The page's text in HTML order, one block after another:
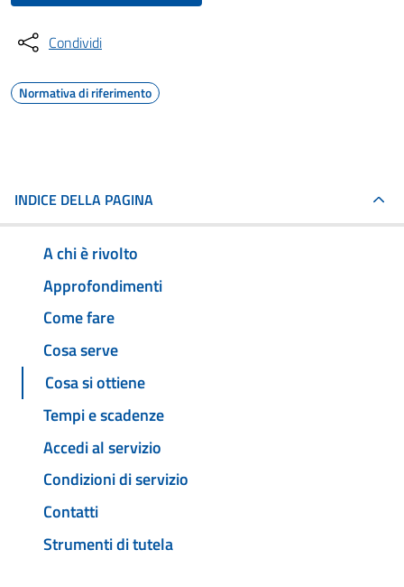
Condividi
Normativa di riferimento
INDICE DELLA PAGINA
A chi è rivolto
Approfondimenti
Come fare
Cosa serve
Cosa si ottiene
Tempi e scadenze
Accedi al servizio
Condizioni di servizio
Contatti
Strumenti di tutela